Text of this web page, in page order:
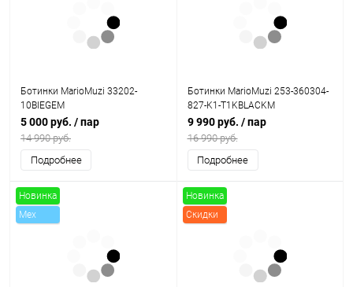
Ботинки MarioMuzi 33202-
10BIEGEM
5 000 руб. / пар
14 990 руб.
Подробнее
Ботинки MarioMuzi 253-360304-
827-K1-T1KBLACKM
9 990 руб. / пар
16 990 руб.
Подробнее
Новинка
Mex
Новинка
Скидки